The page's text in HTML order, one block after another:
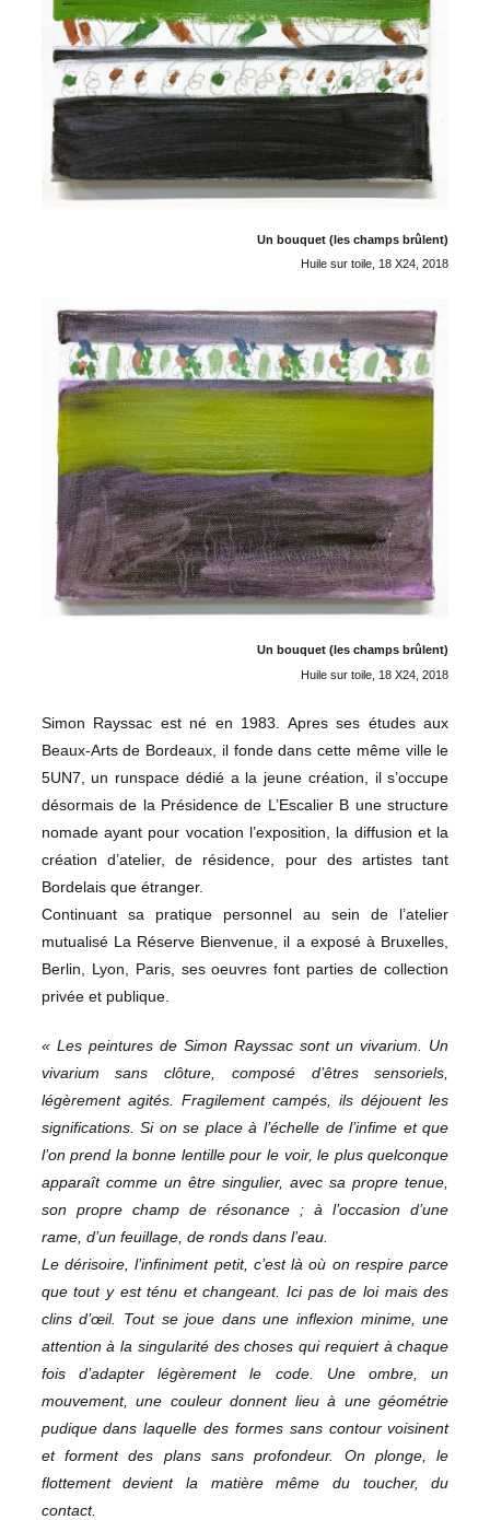
Un bouquet (les champs brûlent)
Huile sur toile, 18 X24, 2018
Un bouquet (les champs brûlent)
Huile sur toile, 18 X24, 2018
Simon Rayssac est né en 1983. Apres ses études aux
Beaux-Arts de Bordeaux, il fonde dans cette même ville le
5UN7, un runspace dédié a la jeune création, il s’occupe
désormais de la Présidence de L’Escalier B une structure
nomade ayant pour vocation l’exposition, la diffusion et la
création d’atelier, de résidence, pour des artistes tant
Bordelais que étranger.
Continuant sa pratique personnel au sein de l’atelier
mutualisé La Réserve Bienvenue, il a exposé à Bruxelles,
Berlin, Lyon, Paris, ses oeuvres font parties de collection
privée et publique.
« Les peintures de Simon Rayssac sont un vivarium. Un
vivarium sans clôture, composé d’êtres sensoriels,
légèrement agités. Fragilement campés, ils déjouent les
significations. Si on se place à l’échelle de l’infime et que
l’on prend la bonne lentille pour le voir, le plus quelconque
apparaît comme un être singulier, avec sa propre tenue,
son propre champ de résonance ; à l’occasion d’une
rame, d’un feuillage, de ronds dans l’eau.
Le dérisoire, l’infiniment petit, c’est là où on respire parce
que tout y est ténu et changeant. Ici pas de loi mais des
clins d’œil. Tout se joue dans une inflexion minime, une
attention à la singularité des choses qui requiert à chaque
fois d’adapter légèrement le code. Une ombre, un
mouvement, une couleur donnent lieu à une géométrie
pudique dans laquelle des formes sans contour voisinent
et forment des plans sans profondeur. On plonge, le
flottement devient la matière même du toucher, du
contact.